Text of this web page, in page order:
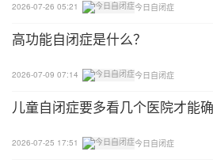
过程中造成不顺畅、不精确、
障碍，产生跳字跳行。前庭觉
闪烁的光线看，有的孩子总是
能专注地学习。
2026-07-26 05:21 今日自闭症
高功能自闭症是什么？
2026-07-09 07:14 今日自闭症
儿童自闭症要多看几个医院才能确
2026-07-25 17:51 今日自闭症